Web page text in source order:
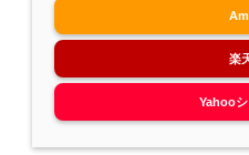
楽
Yahoo